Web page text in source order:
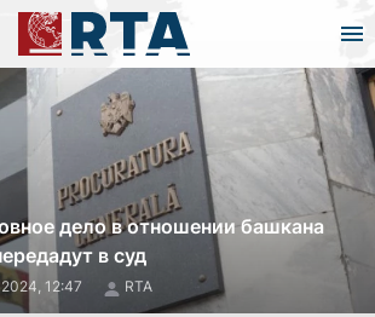
дело в отношении башкана
в суд
12:47 RTA